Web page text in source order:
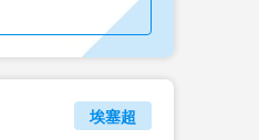
埃塞超